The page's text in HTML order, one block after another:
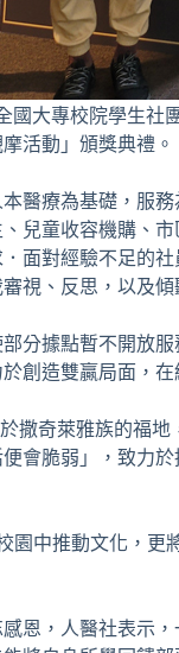
國大專校院學生
活動」頒獎典禮。
醫療為基礎，服
兒童收容機購、
面對經驗不足的
視、反思，以及
分據點暫不開放
創造雙贏局面，
撒奇萊雅族的福
會脆弱」，致力
園中推動文化，更
恩，人醫社表示